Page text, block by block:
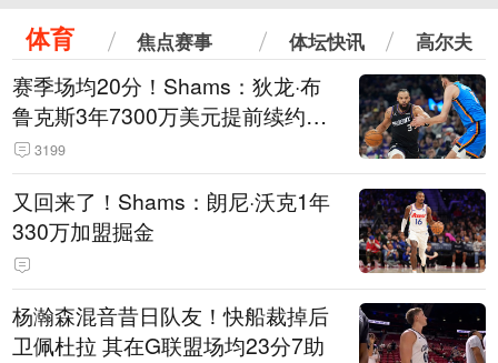
体育 焦点赛事 体坛快讯 高尔夫
赛季场均20分！Shams：狄龙·布
鲁克斯3年7300万美元提前续约太
阳 3199
又回来了！Shams：朗尼·沃克1年
330万加盟掘金
杨瀚森混音昔日队友！快船裁掉后
卫佩杜拉 其在G联盟场均23分7助